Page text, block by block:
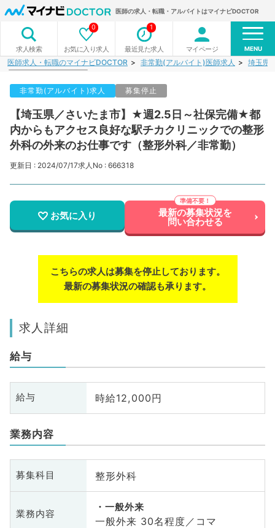
医師の求人・転職・アルバイトはマイナビDOCTOR
求人検索 お気に入り求人
0
最近見た求人
1
マイページ MENU
医師求人・転職のマイナビDOCTOR 非常勤(アルバイト)医師求人 埼玉県
非常勤(アルバイト)求人 募集停止
【埼玉県／さいたま市】★週2.5日～社保完備★都
内からもアクセス良好な駅チカクリニックでの整形
外科の外来のお仕事です（整形外科／非常勤）
更新日 : 2024/07/17求人No : 666318
お気に入り 最新の募集状況を
問い合わせる
こちらの求人は募集を停止しております。
最新の募集状況の確認も承ります。
求人詳細
給与
給与 時給12,000円
業務内容
募集科目 整形外科
業務内容
一般外来
一般外来 30名程度／コマ